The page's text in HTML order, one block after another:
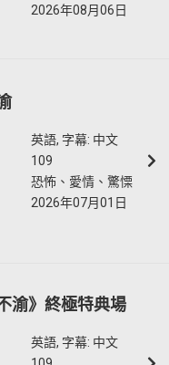
2026年08月06日
英語, 字幕: 中文
109
恐怖、愛情、驚慄
2026年07月01日
渝》終極特典場
英語, 字幕: 中文